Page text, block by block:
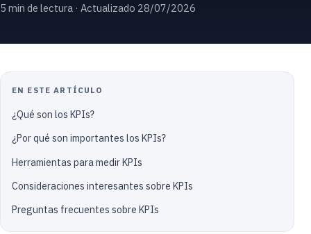
5 min de lectura · Actualizado 28/07/2026
EN ESTE ARTÍCULO
¿Qué son los KPIs?
¿Por qué son importantes los KPIs?
Herramientas para medir KPIs
Consideraciones interesantes sobre KPIs
Preguntas frecuentes sobre KPIs